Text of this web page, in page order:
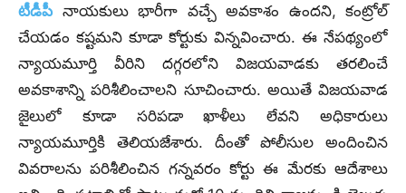
టీడీపీ నాయకులు భారీగా వచ్చే అవకాశం ఉందని, కంట్రోల్
చేయడం కష్టమని కూడా కోర్టుకు విన్నవించారు. ఈ నేపథ్యంలో
న్యాయమూర్తి వీరిని దగ్గరలోని విజయవాడకు తరలించే
అవకాశాన్ని పరిశీలించాలని సూచించారు. అయితే విజయవాడ
జైలులో కూడా సరిపడా ఖాళీలు లేవని అధికారులు
న్యాయమూర్తికి తెలియజేశారు. దీంతో పోలీసుల అందించిన
వివరాలను పరిశీలించిన గన్నవరం కోర్టు ఈ మేరకు ఆదేశాలు